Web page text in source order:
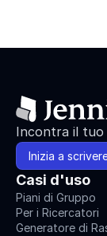
Incontra il tuo
Inizia a
Casi d'uso
Piani di Gruppo
Per i Ricercatori
Generatore di